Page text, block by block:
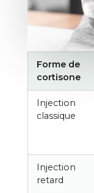
Forme de
cortisone
Injection
classique
Injection
retard